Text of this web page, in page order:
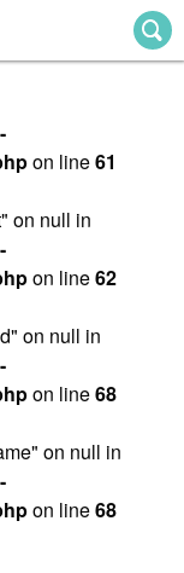
on line61
on null in
on line62
on null in
on line68
on null in
on line68